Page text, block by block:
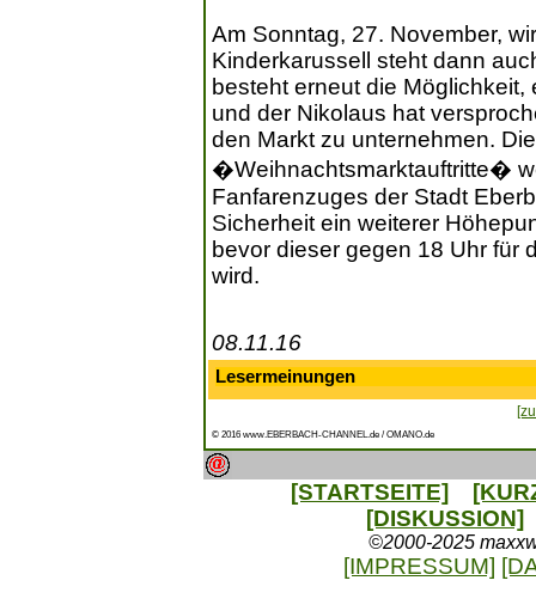
Am Sonntag, 27. November,
Kinderkarussell steht dann
besteht erneut die
und der Nikolaus hat
den Markt zu unternehmen.
�Weihnachtsmarktauftritte�
Fanfarenzuges der Stadt
Sicherheit ein weiterer
bevor dieser gegen 18 Uhr für
wird.
08.11.16
Lesermeinungen
© 2016 www.EBERBACH-CHANNEL.de / OMANO.de
[STARTSEITE]
[DISKUSSION]
©2000-2025
[IMPRESSUM]